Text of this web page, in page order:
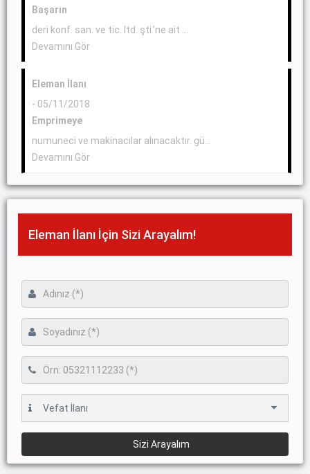
Başarın
deri konf. san. ve tic. ltd. şti.’ne ait ...
Devamını Gör
Eleman İlanı
- 05/11/2018
Emprimeye
numuneci ve makinacılar alınacaktır. gü...
Devamını Gör
Eleman İlanı İçin Sizi Arayalım!